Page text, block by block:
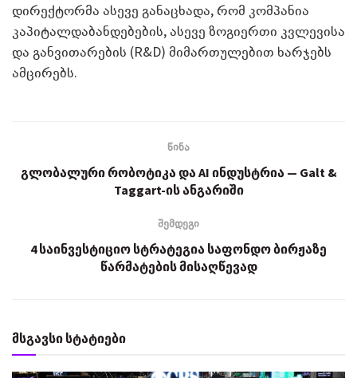
დირექტორმა ასევე განაცხადა, რომ კომპანია
კაპიტალდაბანდებების, ასევე ზოგიერთი კვლევისა
და განვითარების (R&D) მიმართულებით ხარჯებს
ამცირებს.
წინა
გლობალური რობოტიკა და AI ინდუსტრია — Galt &
Taggart-ის ანგარიში
შემდეგი
4 საინვესტიციო სტრატეგია საფონდო ბირჟაზე
წარმატების მისაღწევად
მსგავსი სტატიები